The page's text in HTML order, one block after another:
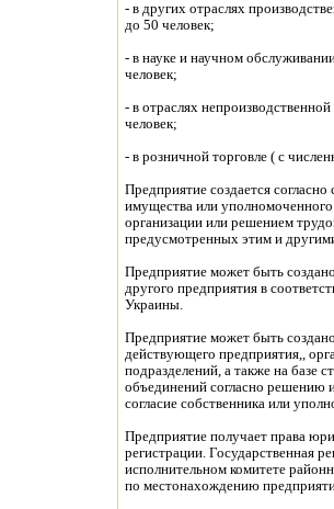
- в других отраслях
до 50 человек;
- в науке и научном
человек;
- в отраслях
человек;
- в розничной торговле ( с
Предприятие создается
имущества или
организации или решением
предусмотренных этим и
Предприятие может быть
другого предприятия в
Украины.
Предприятие может быть
действующего предприятия,,
подразделений, а также на базе
объединений согласно решению
согласие собственника или
Предприятие получает права
регистрации. Государственная
исполнительном комитете
по местонахождению